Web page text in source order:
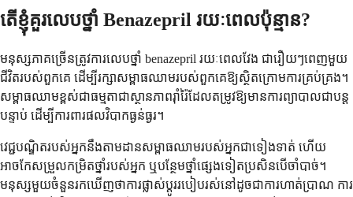
តើខ្ញុំគួរលេបថ្នាំ Benazepril រយៈពេលប៉ុន្មាន?
មនុស្សភាគច្រើនត្រូវការលេបថ្នាំ benazepril រយៈពេលវែង ជារឿយៗពេញមួយ
ជីវិតរបស់ពួកគេ ដើម្បីរក្សាសម្ពាធឈាមរបស់ពួកគេឱ្យស្ថិតក្រោមការគ្រប់គ្រង។
សម្ពាធឈាមខ្ពស់ជាធម្មតាជាស្ថានភាពរ៉ាំរ៉ៃដែលតម្រូវឱ្យមានការព្យាបាលជាបន្ត
បន្ទាប់ ដើម្បីការពារផលវិបាកធ្ងន់ធ្ងរ។
វេជ្ជបណ្ឌិតរបស់អ្នកនឹងតាមដានសម្ពាធឈាមរបស់អ្នកជាទៀងទាត់ ហើយ
អាចកែសម្រួលកម្រិតថ្នាំរបស់អ្នក ឬបន្ថែមថ្នាំផ្សេងទៀតប្រសិនបើចាំបាច់។
មនុស្សមួយចំនួនរកឃើញថាការផ្លាស់ប្តូររបៀបរស់នៅដូចជាការហាត់ប្រាណ ការ